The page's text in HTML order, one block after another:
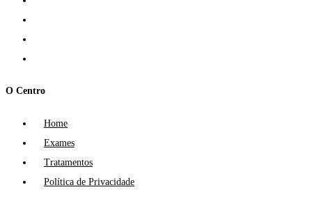
O Centro
Home
Exames
Tratamentos
Política de Privacidade